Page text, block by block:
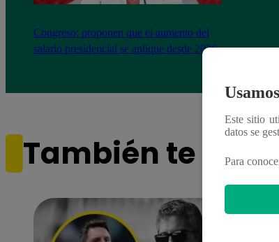
Congreso: proponen que el aumento del
salario presidencial se aplique desde 2026
También te
Este sitio
datos se
Para